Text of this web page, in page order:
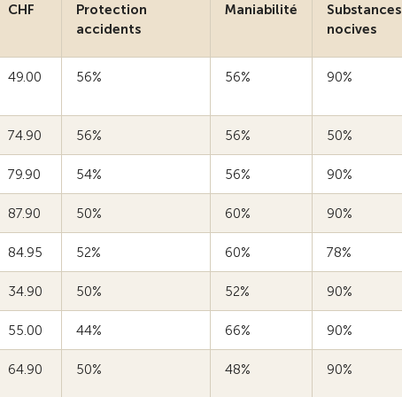
CHF
Protection
accidents
Maniabilité
Substances
nocives
49.00 56% 56% 90%
74.90 56% 56% 50%
79.90 54% 56% 90%
87.90 50% 60% 90%
84.95 52% 60% 78%
34.90 50% 52% 90%
55.00 44% 66% 90%
64.90 50% 48% 90%